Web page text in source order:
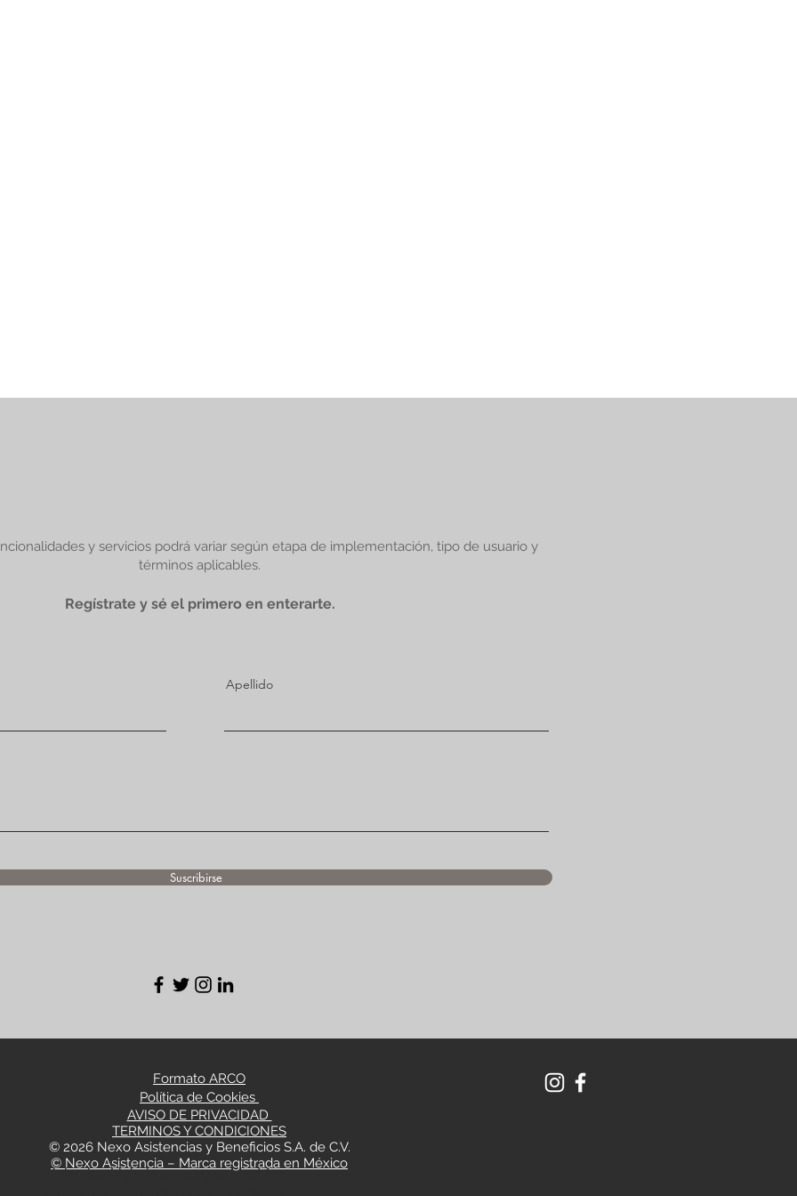
y servicios podrá variar según etapa de implementación, tipo de usuario y
términos aplicables.
Regístrate y sé el primero en enterarte.
Apellido
Suscribirse
Formato ARCO
Política de Cookies
AVISO DE PRIVACIDAD
TERMINOS Y CONDICIONES
© 2026 Nexo Asistencias y Beneficios S.A. de C.V.
​© Nexo Asistencia – Marca registrada en México
Helvetica Light is an easy-to-read font,